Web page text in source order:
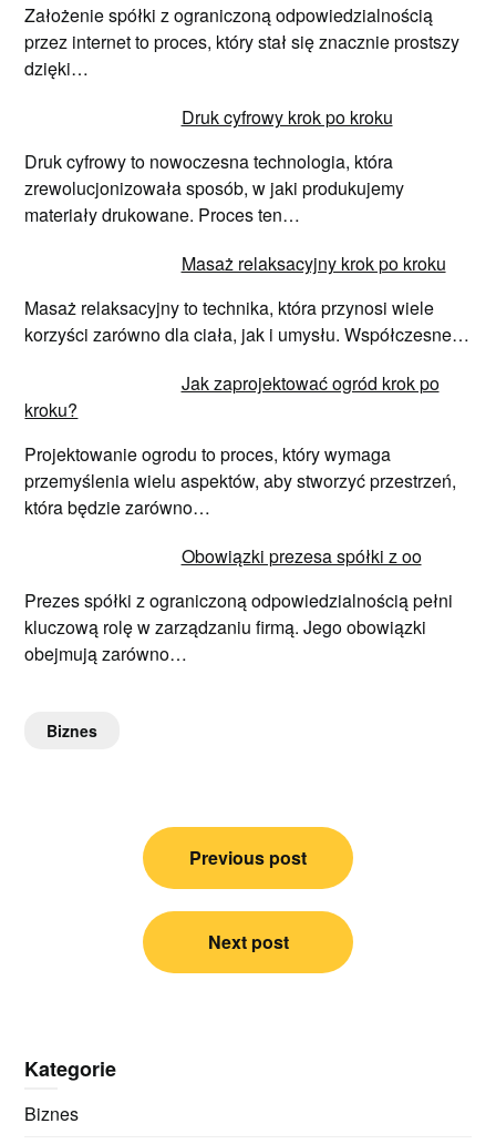
Założenie spółki z ograniczoną odpowiedzialnością
przez internet to proces, który stał się znacznie prostszy
dzięki…
Druk cyfrowy krok po kroku
Druk cyfrowy to nowoczesna technologia, która
zrewolucjonizowała sposób, w jaki produkujemy
materiały drukowane. Proces ten…
Masaż relaksacyjny krok po kroku
Masaż relaksacyjny to technika, która przynosi wiele
korzyści zarówno dla ciała, jak i umysłu. Współczesne…
Jak zaprojektować ogród krok po
kroku?
Projektowanie ogrodu to proces, który wymaga
przemyślenia wielu aspektów, aby stworzyć przestrzeń,
która będzie zarówno…
Obowiązki prezesa spółki z oo
Prezes spółki z ograniczoną odpowiedzialnością pełni
kluczową rolę w zarządzaniu firmą. Jego obowiązki
obejmują zarówno…
Biznes
Nawigacja
Previous post
Next post
Kategorie
Biznes